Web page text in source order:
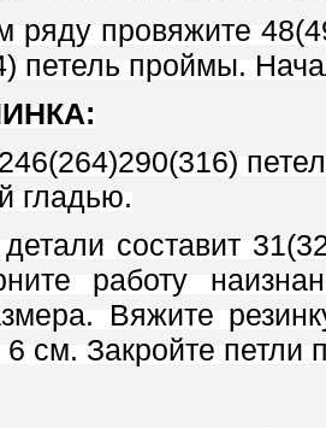
провяжите
петель проймы.
гладью.
составит
работу
Вяжите
см. Закройте петли